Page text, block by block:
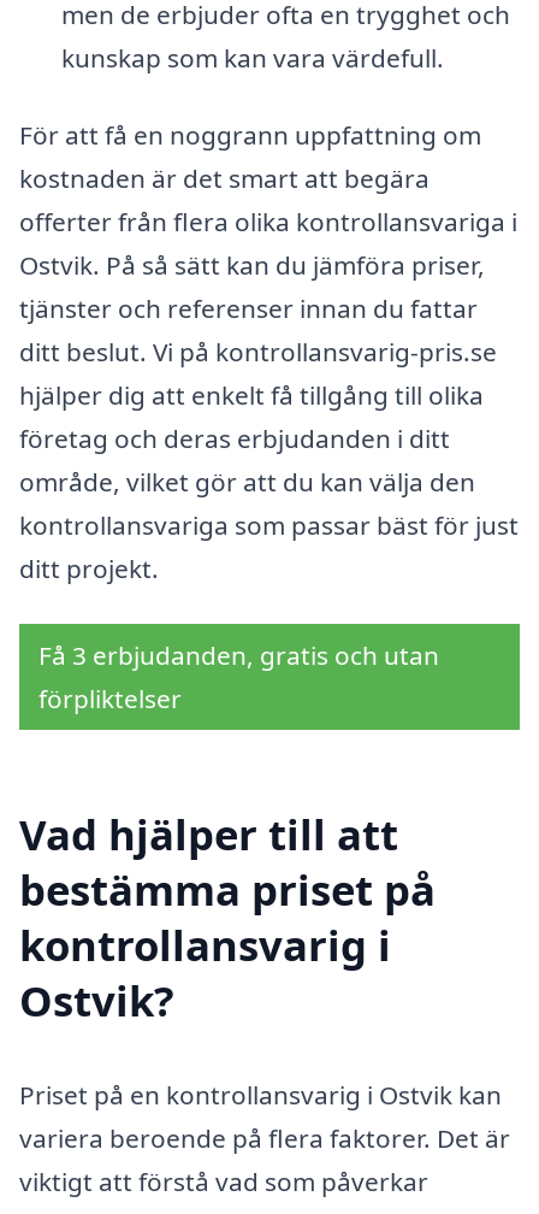
men de erbjuder ofta en trygghet och
kunskap som kan vara värdefull.
För att få en noggrann uppfattning om
kostnaden är det smart att begära
offerter från flera olika kontrollansvariga i
Ostvik. På så sätt kan du jämföra priser,
tjänster och referenser innan du fattar
ditt beslut. Vi på kontrollansvarig-pris.se
hjälper dig att enkelt få tillgång till olika
företag och deras erbjudanden i ditt
område, vilket gör att du kan välja den
kontrollansvariga som passar bäst för just
ditt projekt.
Få 3 erbjudanden, gratis och utan
förpliktelser
Vad hjälper till att
bestämma priset på
kontrollansvarig i
Ostvik?
Priset på en kontrollansvarig i Ostvik kan
variera beroende på flera faktorer. Det är
viktigt att förstå vad som påverkar